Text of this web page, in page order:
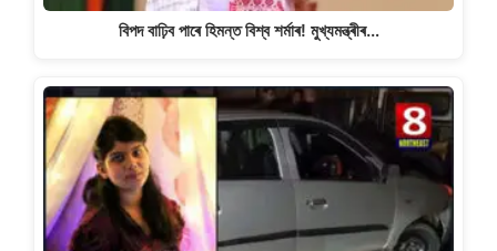
বিপদ বাঢ়িব পাৰে হিমন্ত বিশ্ব শৰ্মাৰ! মুখ্যমন্ত্ৰীৰ…